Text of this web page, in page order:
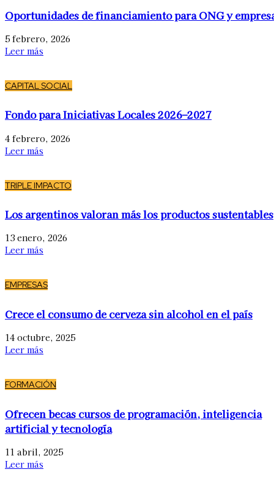
Oportunidades de financiamiento para ONG y
5 febrero, 2026
Leer más
CAPITAL SOCIAL
Fondo para Iniciativas Locales 2026–2027
4 febrero, 2026
Leer más
TRIPLE IMPACTO
Los argentinos valoran más los productos sustentables
13 enero, 2026
Leer más
EMPRESAS
Crece el consumo de cerveza sin alcohol en el país
14 octubre, 2025
Leer más
FORMACIÓN
Ofrecen becas cursos de programación, inteligencia
artificial y tecnología
11 abril, 2025
Leer más